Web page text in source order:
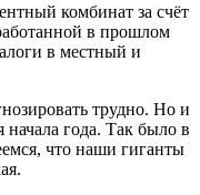
комбинат за счёт
в прошлом
в местный и
трудно. Но и
начала года. Так было в
что наши гиганты